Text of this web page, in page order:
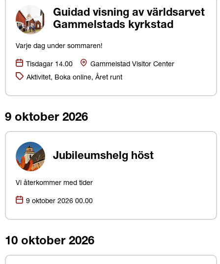
Guidad visning av världsarvet
Gammelstads kyrkstad
Varje dag under sommaren!
Datum:
Tisdagar 14.00 Plats
Gammelstad Visitor Center
Kategorier:
Aktivitet, Boka online, Året runt
9 oktober 2026
Jubileumshelg höst
Vi återkommer med tider
Datum:
9 oktober 2026 00.00
10 oktober 2026